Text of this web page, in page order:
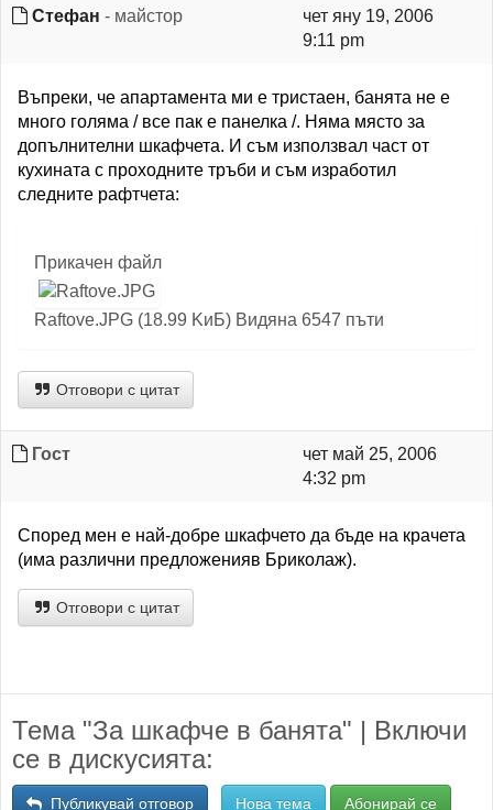
Стефан - майстор
чет яну 19, 2006
9:11 pm
Въпреки, че апартамента ми е тристаен, банята не е
много голяма / все пак е панелка /. Няма място за
допълнителни шкафчета. И съм използвал част от
кухината с проходните тръби и съм изработил
следните рафтчета:
Прикачен файл
Raftove.JPG (18.99 KиБ) Видяна 6547 пъти
Отговори с цитат
Гост
чет май 25, 2006
4:32 pm
Според мен е най-добре шкафчето да бъде на крачета
(има различни предложенияв Бриколаж).
Отговори с цитат
Тема "За шкафче в банята" | Включи
се в дискусията:
Публикувай отговор Нова тема Абонирай се